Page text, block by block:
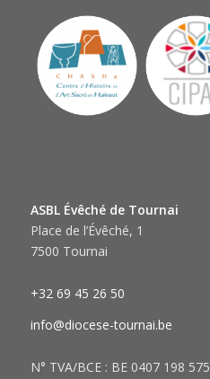
ASBL Évêché de Tournai
Place de l’Évêché, 1
7500 Tournai
+32 69 45 26 50
info@diocese-tournai.be
N° TVA/BCE : BE 0407 198 575